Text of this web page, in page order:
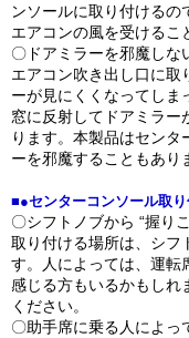
ンソールに取り付けるの
エアコンの風を受けるこ
〇ドアミラーを邪魔しな
エアコン吹き出し口に取
ーが見にくくなってしま
窓に反射してドアミラー
ります。本製品はセン
ーを邪魔することもあり
■●センターコンソール取
〇シフトノブから “握り
取り付ける場所は、シフ
す。人によっては、運転
感じる方もいるかもしれ
ください。
〇助手席に乗る人によっ